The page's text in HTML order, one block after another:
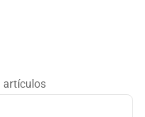
artículos